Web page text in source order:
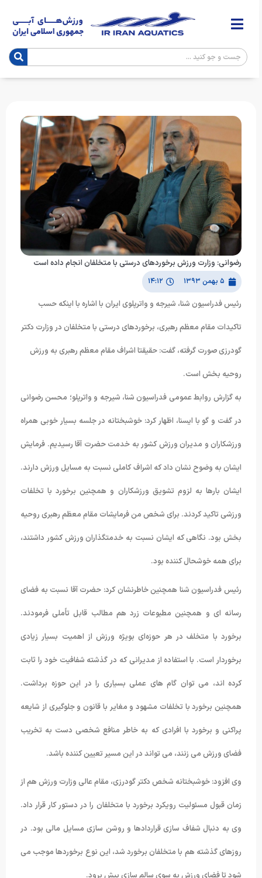
رضوانی: وزارت ورزش برخوردهای درستی با متخلفان انجام داده است
۵ بهمن ۱۳۹۳ ۱۴:۱۲
رئیس فدراسیون شنا، شیرجه و واترپلوی ایران با اشاره با اینکه حسب
تاکیدات مقام معظم رهبری، برخوردهای درستی با متخلفان در وزارت دکتر
گودرزی صورت گرفته، گفت: حقیقتا اشراف مقام معظم رهبری به ورزش
روحیه بخش است.
به گزارش روابط عمومی فدراسیون شنا، شیرجه و واترپلو؛ محسن رضوانی
در گفت و گو با ایسنا، اظهار کرد: خوشبختانه در جلسه بسیار خوبی همراه
ورزشکاران و مدیران ورزش کشور به خدمت حضرت آقا رسیدیم. فرمایش
ایشان به وضوح نشان داد که اشراف کاملی نسبت به مسایل ورزش دارند.
ایشان بارها به لزوم تشویق ورزشکاران و همچنین برخورد با تخلفات
ورزشی تاکید کردند. برای شخص من فرمایشات مقام معظم رهبری روحیه
بخش بود. نگاهی که ایشان نسبت به خدمتگذاران ورزش کشور داشتند،
برای همه خوشحال کننده بود.
رئیس فدراسیون شنا همچنین خاطرنشان کرد: حضرت آقا نسبت به فضای
رسانه ای و همچنین مطبوعات زرد هم مطالب قابل تاًملی فرمودند.
برخورد با متخلف در هر حوزه‌ای بویژه ورزش از اهمیت بسیار زیادی
برخوردار است. با استفاده از مدیرانی که در گذشته شفافیت خود را ثابت
کرده اند، می توان گام های عملی بسیاری را در این حوزه برداشت.
همچنین برخورد با تخلفات مشهود و مغایر با قانون و جلوگیری از شایعه
پراکنی و برخورد با افرادی که به خاطر منافع شخصی دست به تخریب
فضای ورزش می زنند، می تواند در این مسیر تعیین کننده باشد.
وی افزود: خوشبختانه شخص دکتر گودرزی، مقام عالی وزارت ورزش هم از
زمان قبول مسئولیت رویکرد برخورد با متخلفان را در دستور کار قرار داد.
وی به دنبال شفاف سازی قراردادها و روشن سازی مسایل مالی بود. در
روزهای گذشته هم با متخلفان برخورد شد، این نوع برخوردها موجب می